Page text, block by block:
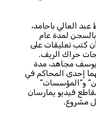
العالي باحامد،
لمدة عام
أن كتب تعليقات على
حراك الريف.
مجاهد، مدة
إحدى المحاكم في
و”المؤسسات”
فيديو يمارسان
مشروع.